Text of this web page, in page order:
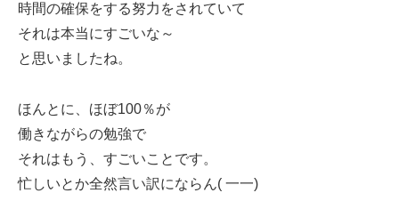
時間の確保をする努力をされていて
それは本当にすごいな～
と思いましたね。
ほんとに、ほぼ100％が
働きながらの勉強で
それはもう、すごいことです。
忙しいとか全然言い訳にならん( 一一)